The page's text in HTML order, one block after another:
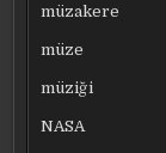
müzakere
müze
müziği
NASA